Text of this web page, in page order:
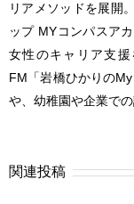
リアメソッドを展開
ップ MYコンパスア
女性のキャリア支
FM「岩橋ひかりの
や、幼稚園や企業で
関連投稿